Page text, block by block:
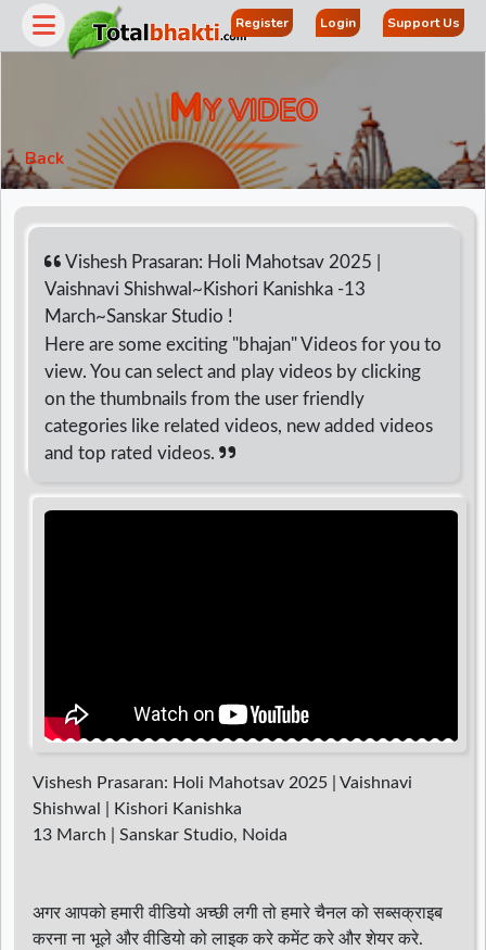
Register Login Support Us
MY VIDEO
Back
Vishesh Prasaran: Holi Mahotsav 2025 |
Vaishnavi Shishwal~Kishori Kanishka -13
March~Sanskar Studio !
Here are some exciting "bhajan" Videos for you to
view. You can select and play videos by clicking
on the thumbnails from the user friendly
categories like related videos, new added videos
and top rated videos.
Vishesh Prasaran: Holi Mahotsav 2025 | Vaishnavi
Shishwal | Kishori Kanishka
13 March | Sanskar Studio, Noida
अगर आपको हमारी वीडियो अच्छी लगी तो हमारे चैनल को सब्सक्राइब
करना ना भूले और वीडियो को लाइक करे कमेंट करे और शेयर करे.